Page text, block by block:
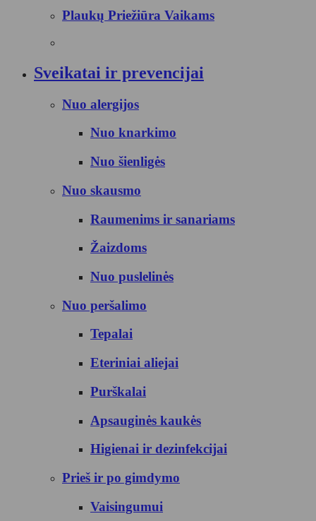
Plaukų Priežiūra Vaikams
Sveikatai ir prevencijai
Nuo alergijos
Nuo knarkimo
Nuo šienligės
Nuo skausmo
Raumenims ir sanariams
Žaizdoms
Nuo puslelinės
Nuo peršalimo
Tepalai
Eteriniai aliejai
Purškalai
Apsauginės kaukės
Higienai ir dezinfekcijai
Prieš ir po gimdymo
Vaisingumui